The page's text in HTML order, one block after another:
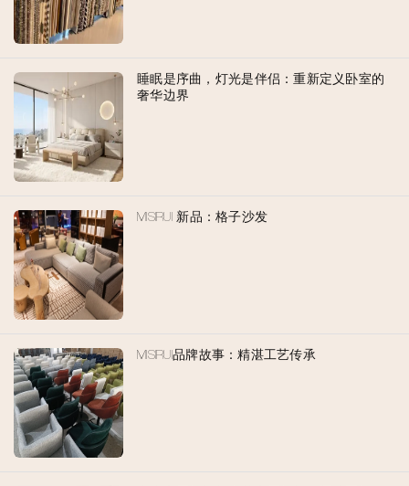
睡眠是序曲，灯光是伴侣：重新定义卧室的
奢华边界
MISIRUI 新品：格子沙发
MISIRUI品牌故事：精湛工艺传承